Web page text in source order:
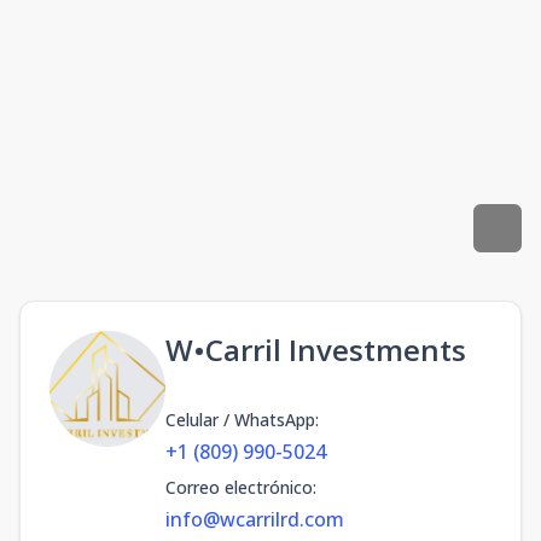
W•Carril Investments
Celular / WhatsApp:
+1 (809) 990-5024
Correo electrónico:
info@wcarrilrd.com